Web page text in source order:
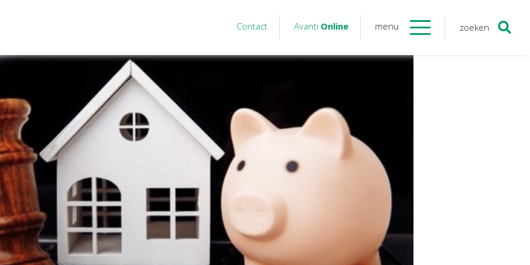
Contact Avanti Online menu zoeken
personeel
advies
Purmerend
Nieuws&informatie
Nieuwsbrief
Nieuwsoverzicht
Handige links
Downloads
Contact
Twinfield – Boekhouden
BaseCone – Facturen
Visionplanner – Rapportage
Klantenportaal – Online dossiers
Online Salaris – Salarissen
Nextens-Accorderen aangiften